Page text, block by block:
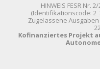
HINWEIS FESR Nr.
(Identifikationscode:
Zugelassene Ausgaben
Kofinanziertes Projekt